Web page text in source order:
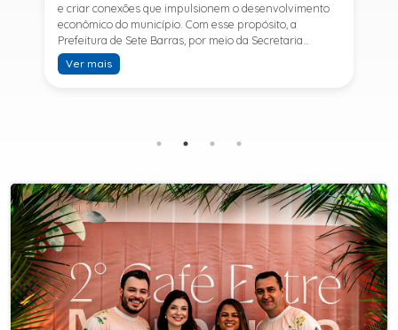
e criar conexões que impulsionem o desenvolvimento
econômico do município. Com esse propósito, a
Prefeitura de Sete Barras, por meio da Secretaria
Municipal de Turismo e Desenvolvimento Econômico,
promove na próxima terça-feira (11) a Rede de Negócios
telecomunicações e fundador da empresa Seu
Consultor, que compartilhará estratégias para
aumentar resultados, fortalecer relacionamentos
comerciais e ampliar as oportunidades de
negócios.Para a Secretária Municipal de Turismo e
Desenvolvimento Econômico, Edna Carvalho, a Rede de
Negócios 7B representa mais uma iniciativa da gestão
do Prefeito Ítalo Costa para fortalecer o
empreendedorismo e incentivar o crescimento das
Ver mais